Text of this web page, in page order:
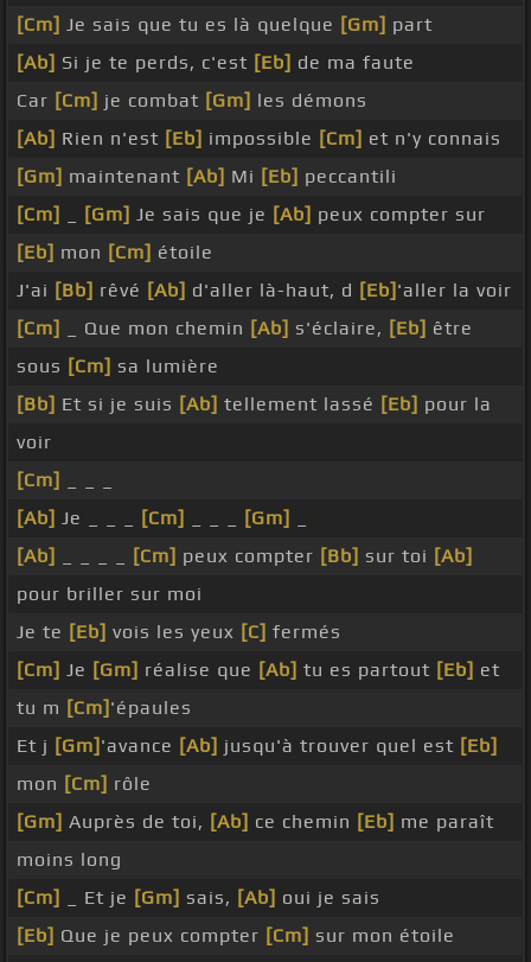
[Cm] Je sais que tu es là quelque [Gm] part
[Ab] Si je te perds, c'est [Eb] de ma faute
Car [Cm] je combat [Gm] les démons
[Ab] Rien n'est [Eb] impossible [Cm] et n'y connais
[Gm] maintenant [Ab] Mi [Eb] peccantili
[Cm]
[Gm] Je sais que je [Ab] peux compter sur
[Eb] mon [Cm] étoile
J'ai [Bb] rêvé [Ab] d'aller là-haut, d [Eb] 'aller la voir
[Cm]
_ Que mon chemin [Ab] s'éclaire, [Eb] être
sous [Cm] sa lumière
[Bb] Et si je suis [Ab] tellement lassé [Eb] pour la
voir
[Cm]
[Ab] Je _ _ _ [Cm] [Gm]
[Ab]
[Cm] peux compter [Bb] sur toi [Ab]
pour briller sur moi
Je te [Eb] vois les yeux [C] fermés
[Cm] Je [Gm] réalise que [Ab] tu es partout [Eb] et
tu m [Cm] 'épaules
Et j [Gm] 'avance [Ab] jusqu'à trouver quel est [Eb]
mon [Cm] rôle
[Gm] Auprès de toi, [Ab] ce chemin [Eb] me paraît
moins long
[Cm]
_ Et je [Gm] sais, [Ab] oui je sais
[Eb] Que je peux compter [Cm] sur mon étoile